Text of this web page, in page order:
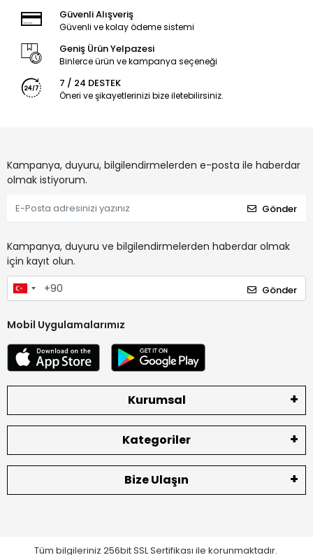
Güvenli Alışveriş
Güvenli ve kolay ödeme sistemi
Geniş Ürün Yelpazesi
Binlerce ürün ve kampanya seçeneği
7 / 24 DESTEK
Öneri ve şikayetlerinizi bize iletebilirsiniz.
Kampanya, duyuru, bilgilendirmelerden e-posta ile haberdar
olmak istiyorum.
Gönder
Kampanya, duyuru ve bilgilendirmelerden haberdar olmak
için kayıt olun.
Gönder
Mobil Uygulamalarımız
Kurumsal
Kategoriler
Bize Ulaşın
Tüm bilgileriniz 256bit SSL Sertifikası ile korunmaktadır.